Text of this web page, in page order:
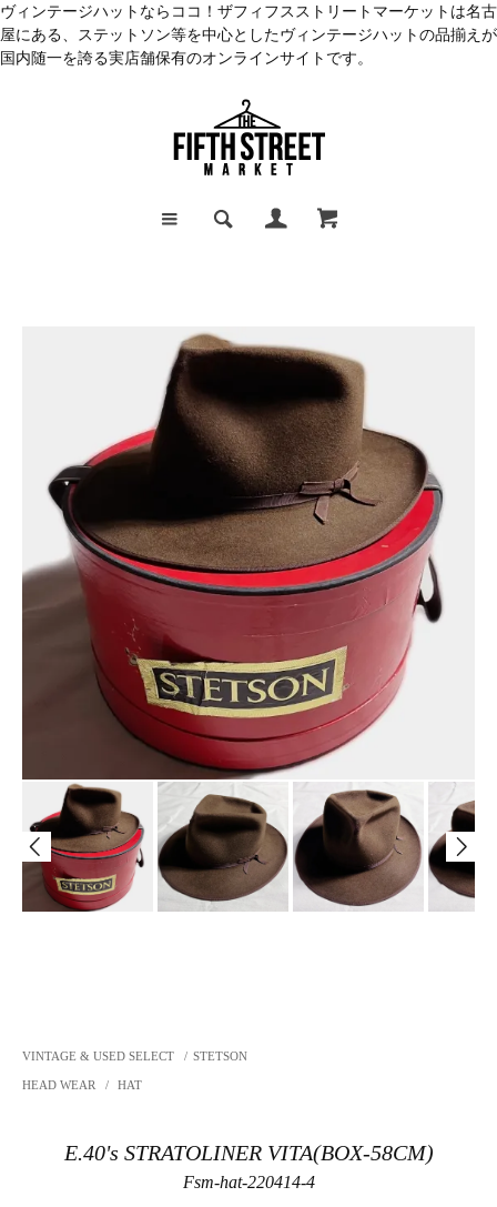
ヴィンテージハットならココ！ザフィフスストリートマーケットは名古
屋にある、ステットソン等を中心としたヴィンテージハットの品揃えが
国内随一を誇る実店舗保有のオンラインサイトです。
VINTAGE & USED SELECT / STETSON
HEAD WEAR / HAT
E.40's STRATOLINER VITA(BOX-58CM)
Fsm-hat-220414-4